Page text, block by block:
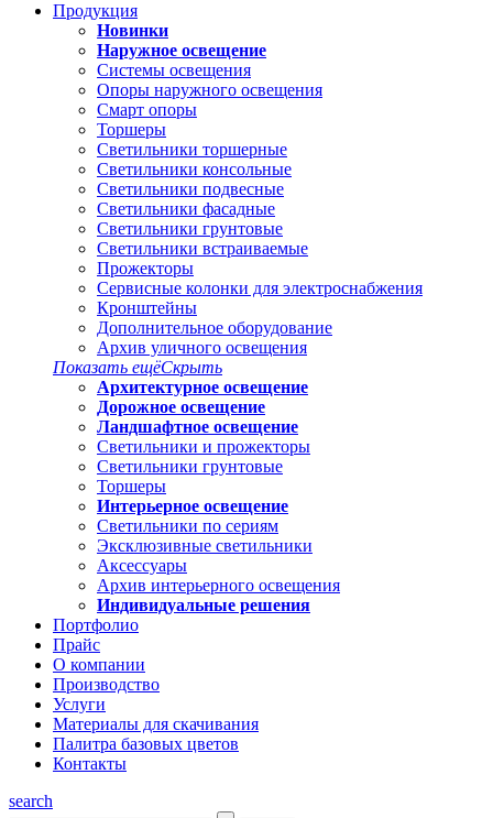
Продукция
Новинки
Наружное освещение
Системы освещения
Опоры наружного освещения
Смарт опоры
Торшеры
Светильники торшерные
Светильники консольные
Светильники подвесные
Светильники фасадные
Светильники грунтовые
Светильники встраиваемые
Прожекторы
Сервисные колонки для электроснабжения
Кронштейны
Дополнительное оборудование
Архив уличного освещения
Показать ещёСкрыть
Архитектурное освещение
Дорожное освещение
Ландшафтное освещение
Светильники и прожекторы
Светильники грунтовые
Торшеры
Интерьерное освещение
Светильники по сериям
Эксклюзивные светильники
Аксессуары
Архив интерьерного освещения
Индивидуальные решения
Портфолио
Прайс
О компании
Производство
Услуги
Материалы для скачивания
Палитра базовых цветов
Контакты
search